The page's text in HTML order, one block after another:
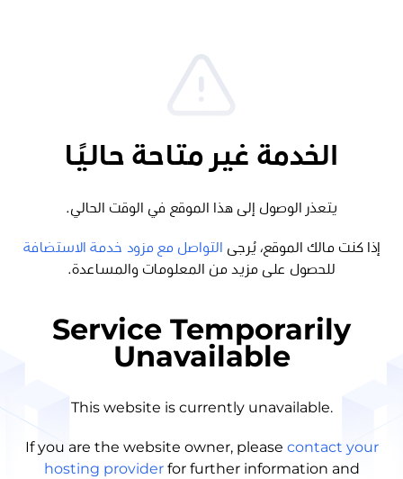
الخدمة غير متاحة حاليًا
يتعذر الوصول إلى هذا الموقع في الوقت الحالي.
إذا كنت مالك الموقع، يُرجى
التواصل مع مزود خدمة الاستضافة
للحصول على مزيد من المعلومات والمساعدة.
Service Temporarily
Unavailable
This website is currently unavailable.
If you are the website owner, please contact your
hosting provider for further information and